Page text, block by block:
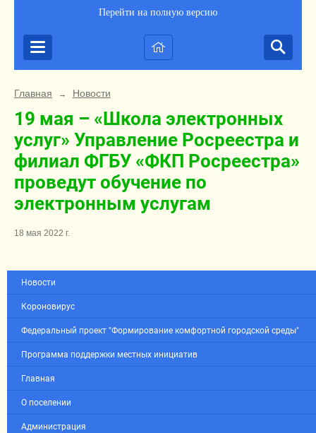
Перейти на полную версию
Главная → Новости
19 мая – «Школа электронных
услуг» Управление Росреестра и
филиал ФГБУ «ФКП Росреестра»
проведут обучение по
электронным услугам
18 мая 2022 г.
Новости
Короновирус
Федеральный проект "Формирование комфортной городской среды"
Программа поддержки местных инициатив
Главная
О поселении
Администрация